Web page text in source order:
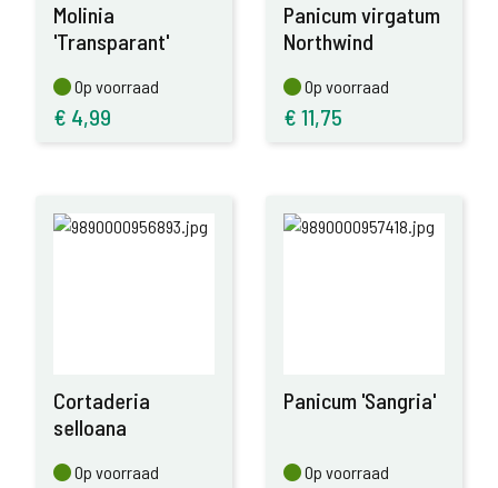
Molinia
'Transparant'
Op voorraad
Op voorraad
€ 4,99
Panicum virgatum
Northwind
Op voorraad
Op voorraad
€ 11,75
Cortaderia
selloana
Op voorraad
Op voorraad
Panicum 'Sangria'
Op voorraad
Op voorraad